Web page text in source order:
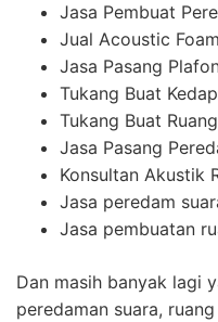
Jasa Pembuat
Jual Acoustic Foam
Jasa Pasang
Tukang Buat
Tukang Buat
Jasa Pasang
Konsultan Akustik
Jasa peredam
Jasa pembuatan
Dan masih banyak lagi
peredaman suara,